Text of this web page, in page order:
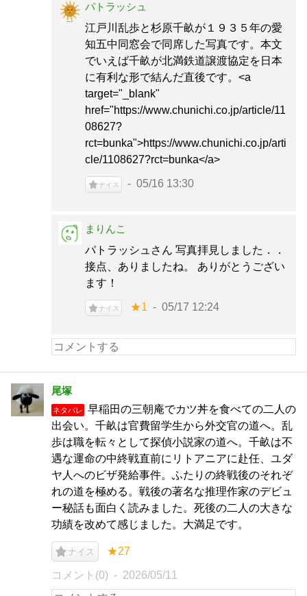
パトラッシュ
江戸川乱歩と杉原千畝が１９３５年の愛
知五中同窓会で同席した写真です。本文
でいえば千畝が北満鉄道譲渡協定を日本
に有利な形で結んだ直後です。<a
target="_blank"
href="https://www.chunichi.co.jp/article/11
08627?
rct=bunka">https://www.chunichi.co.jp/arti
cle/1108627?rct=bunka</a>
ナイス 05/16 13:30
まりんこ
パトラッシュさん 写真拝見しました．．
接点、ありましたね。 ありがとうござい
ます！
ナイス ★1 05/17 12:24
尾塚
ネタバレ
早稲田の三朝庵でカツ丼を食べての二人の
出会い。千畝は官費留学生から外交官の道へ。乱
歩は職を転々として探偵小説家の道へ。千畝は不
遇な運命の中終戦直前にリトアニアに赴任、ユダ
ヤ人へのビザ発給事件。ふたりの終戦後のそれぞ
れの道を極める。戦後の著名な推理作家のデビュ
ー秘話も面白く読みました。死後の二人の大きな
功績を改めて感じました。大満足です。
ナイス ★27
コメント(0) 2026/05/11